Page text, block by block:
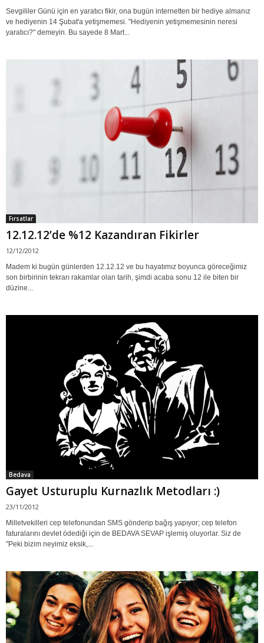
Sevgililer Günü için en yaratıcı fikir, ona bugün internetten bir hediye almanız
ve hediyenin 14 Şubat'a yetişmemesi. "Hediyenin yetişmemesinin neresi
yaratıcı?" demeyin. Bu sayede 8 Mart...
Fırsatlar
12.12.12’de %12 Kazandıran Fikirler
12/12/2012
Madem ki bugün günlerden 12.12.12 ve bu hayatımız boyunca göreceğimiz
son birbirinin tekrarı rakamlar olan tarih, şimdi acaba sonu 12 ile biten bir
düzine...
Bedava
Gayet Usturuplu Kurnazlık Metodları :)
23/11/2012
Milletvekilleri cep telefonundan SMS gönderip bağış yapıyor; cep telefon
faturalarını devlet ödediği için de BEDAVA SEVAP işlemiş oluyorlar. Siz de
"Peki bizim neyimiz eksik,...